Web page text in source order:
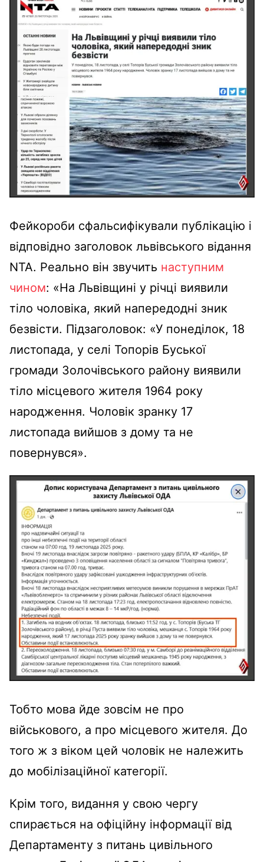
Фейкороби сфальсифікували публікацію і
відповідно заголовок львівського відання
NTA. Реально він звучить наступним
чином: «На Львівщині у річці виявили
тіло чоловіка, який напередодні зник
безвісти. Підзаголовок: «У понеділок, 18
листопада, у селі Топорів Буської
громади Золочівського району виявили
тіло місцевого жителя 1964 року
народження. Чоловік зранку 17
листопада вийшов з дому та не
повернувся».
Тобто мова йде зовсім не про
військового, а про місцевого жителя. До
того ж з віком цей чоловік не належить
до мобілізаційної категорії.
Крім того, видання у свою чергу
спирається на офіційну інформації від
Департаменту з питань цивільного